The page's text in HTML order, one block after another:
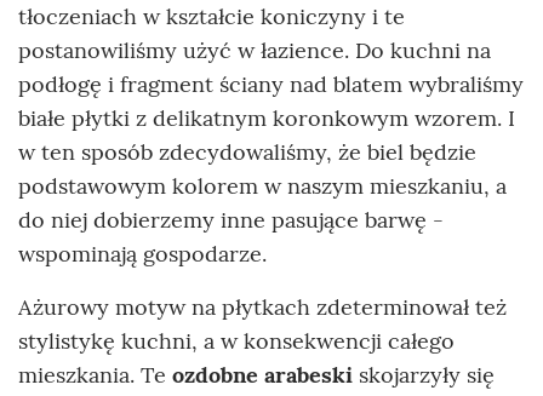
tłoczeniach w kształcie koniczyny i te
postanowiliśmy użyć w łazience. Do kuchni na
podłogę i fragment ściany nad blatem wybraliśmy
białe płytki z delikatnym koronkowym wzorem. I
w ten sposób zdecydowaliśmy, że biel będzie
podstawowym kolorem w naszym mieszkaniu, a
do niej dobierzemy inne pasujące barwę -
wspominają gospodarze.
Ażurowy motyw na płytkach zdeterminował też
stylistykę kuchni, a w konsekwencji całego
mieszkania. Te ozdobne arabeski skojarzyły się